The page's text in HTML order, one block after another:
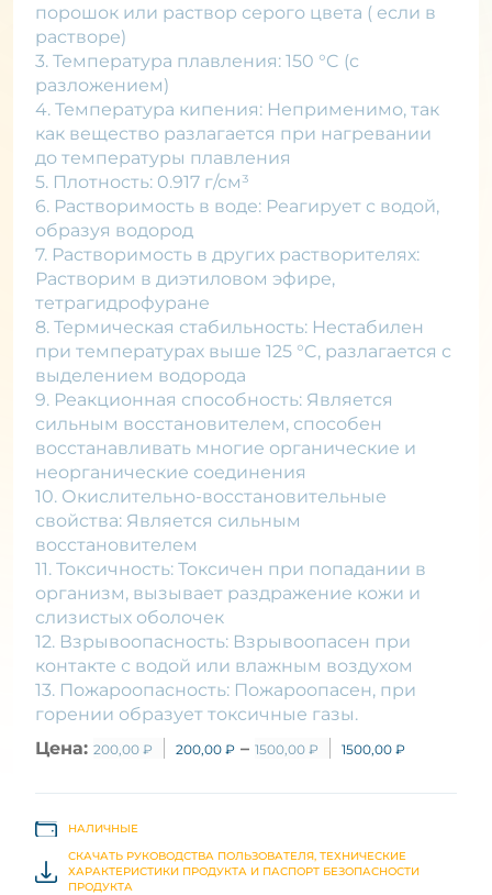
порошок или раствор серого цвета ( если в
растворе)
3. Температура плавления: 150 °C (с
разложением)
4. Температура кипения: Неприменимо, так
как вещество разлагается при нагревании
до температуры плавления
5. Плотность: 0.917 г/см³
6. Растворимость в воде: Реагирует с водой,
образуя водород
7. Растворимость в других растворителях:
Растворим в диэтиловом эфире,
тетрагидрофуране
8. Термическая стабильность: Нестабилен
при температурах выше 125 °C, разлагается с
выделением водорода
9. Реакционная способность: Является
сильным восстановителем, способен
восстанавливать многие органические и
неорганические соединения
10. Окислительно-восстановительные
свойства: Является сильным
восстановителем
11. Токсичность: Токсичен при попадании в
организм, вызывает раздражение кожи и
слизистых оболочек
12. Взрывоопасность: Взрывоопасен при
контакте с водой или влажным воздухом
13. Пожароопасность: Пожароопасен, при
горении образует токсичные газы.
Цена: 200,00 ₽ 200,00 ₽ – 1500,00 ₽ 1500,00 ₽
НАЛИЧНЫЕ
СКАЧАТЬ РУКОВОДСТВА ПОЛЬЗОВАТЕЛЯ, ТЕХНИЧЕСКИЕ
ХАРАКТЕРИСТИКИ ПРОДУКТА И ПАСПОРТ БЕЗОПАСНОСТИ
ПРОДУКТА